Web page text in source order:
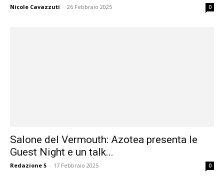
Nicole Cavazzuti - 26 Febbraio 2025 0
Salone del Vermouth: Azotea presenta le
Guest Night e un talk...
Redazione 5 - 17 Febbraio 2025 0